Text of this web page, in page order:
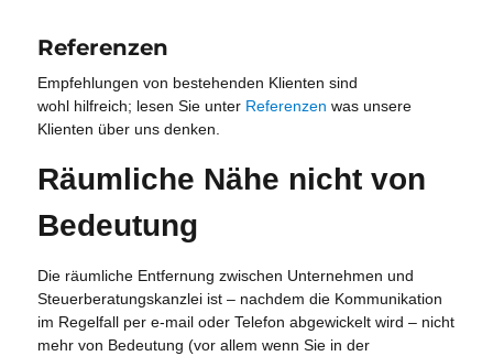
Referenzen
Empfehlungen von bestehenden Klienten sind
wohl hilfreich; lesen Sie unter Referenzen was unsere
Klienten über uns denken.
Räumliche Nähe nicht von
Bedeutung
Die räumliche Entfernung zwischen Unternehmen und
Steuerberatungskanzlei ist – nachdem die Kommunikation
im Regelfall per e-mail oder Telefon abgewickelt wird – nicht
mehr von Bedeutung (vor allem wenn Sie in der